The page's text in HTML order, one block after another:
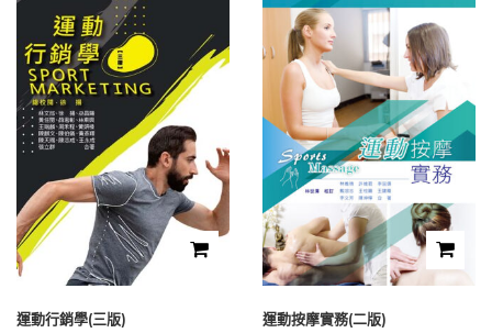
運動行銷學(三版) 運動按摩實務(二版)